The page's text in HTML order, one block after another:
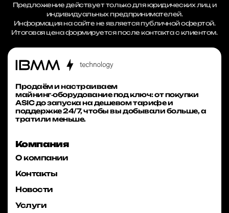
Предложение действует только для юридических лиц и
индивидуальных предпринимателей.
Информация на сайте не является публичной офертой.
Итоговая цена формируется после контакта с клиентом.
Продаём и настраиваем
майнинг‑оборудование под ключ: от покупки
ASIC до запуска на дешевом тарифе и
поддержке 24/7, чтобы вы добывали больше, а
тратили меньше.
Компания
О компании
Контакты
Новости
Услуги